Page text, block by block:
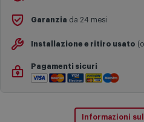
Garanzia da 24 mesi
Installazione e ritiro usato
Pagamenti sicuri
Informazioni